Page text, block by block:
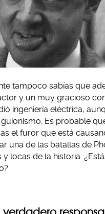
tampoco sabías que
y un muy gracioso
ingeniería eléctrica,
Es probable
el furor que está
una de las batallas de
locas de la historia.